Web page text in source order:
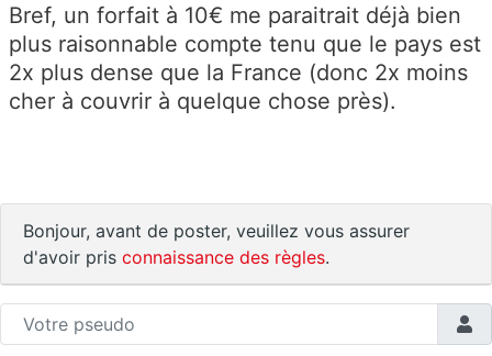
Bref, un forfait à 10€ me paraitrait déjà bien
plus raisonnable compte tenu que le pays est
2x plus dense que la France (donc 2x moins
cher à couvrir à quelque chose près).
Bonjour, avant de poster, veuillez vous assurer
d'avoir pris connaissance des règles.